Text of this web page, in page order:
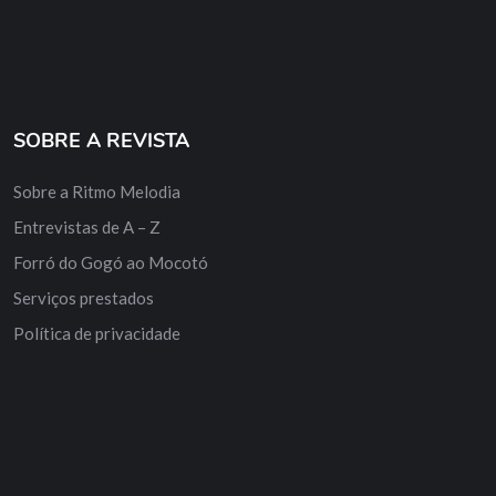
SOBRE A REVISTA
Sobre a Ritmo Melodia
Entrevistas de A – Z
Forró do Gogó ao Mocotó
Serviços prestados
Política de privacidade